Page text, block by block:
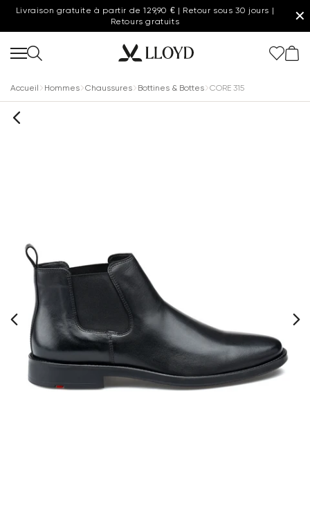
Livraison gratuite à partir de 129,90 € | Retour sous 30 jours |
Retours gratuits
✕
Accueil Hommes Chaussures Bottines & Bottes CORE 315